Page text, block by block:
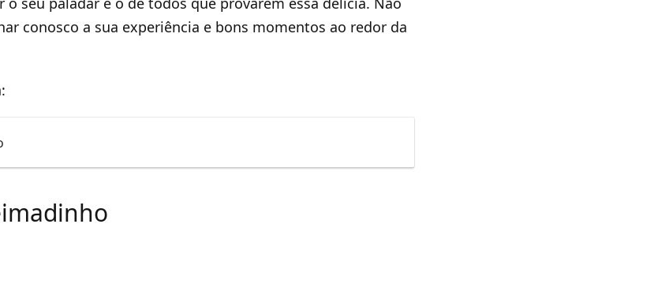
conosco a sua experiência e bons momentos ao redor da